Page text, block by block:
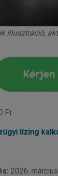
illusztráció,
Ft
lízing
2026. március